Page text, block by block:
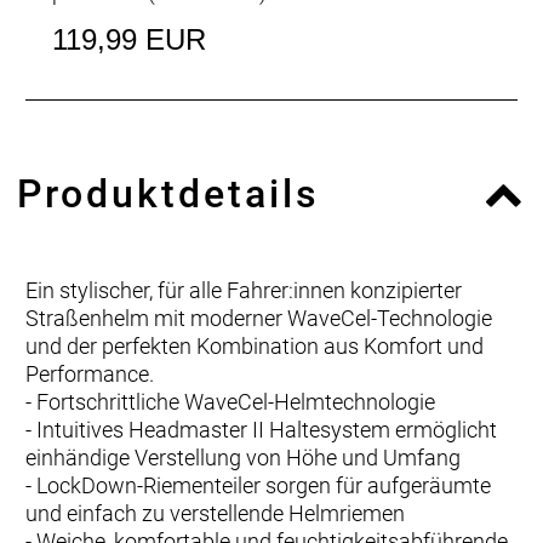
119,99 EUR
Produktdetails
Ein stylischer, für alle Fahrer:innen konzipierter
Straßenhelm mit moderner WaveCel-Technologie
und der perfekten Kombination aus Komfort und
Performance.
- Fortschrittliche WaveCel-Helmtechnologie
- Intuitives Headmaster II Haltesystem ermöglicht
einhändige Verstellung von Höhe und Umfang
- LockDown-Riementeiler sorgen für aufgeräumte
und einfach zu verstellende Helmriemen